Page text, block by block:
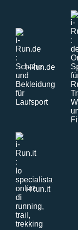
i-Run.de
i-Run.it